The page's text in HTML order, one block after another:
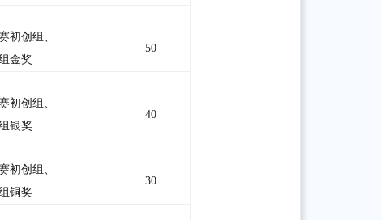
初创组、
金奖
50
初创组、
银奖
40
初创组、
铜奖
30